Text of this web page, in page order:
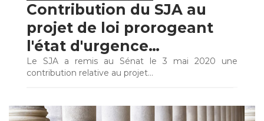
Contribution du SJA au
projet de loi prorogeant
l'état d'urgence…
Le SJA a remis au Sénat le 3 mai 2020 une
contribution relative au projet…